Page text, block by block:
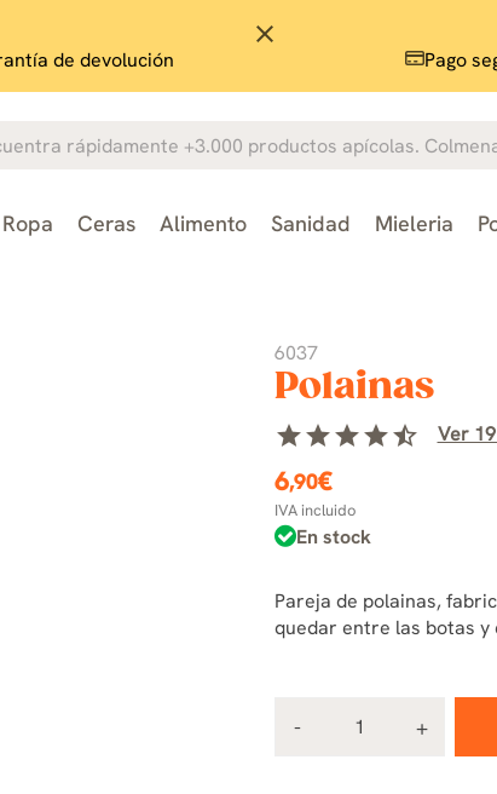
close
de devolución Pago
Ropa Ceras Alimento Sanidad Mieleria
6037
Polainas
starstarstarstarstar_half Ver
6,90€
IVA incluido
En stock
Pareja de polainas,
quedar entre las botas y